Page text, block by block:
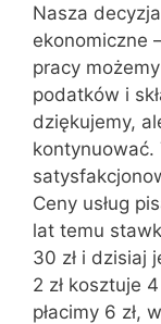
Nasza
ekonomiczne
pracy
podatków i
dziękujemy,
kontynuować.
Ceny usług
lat temu
30 zł i dzisiaj
2 zł kosztuje
płacimy 6 zł,